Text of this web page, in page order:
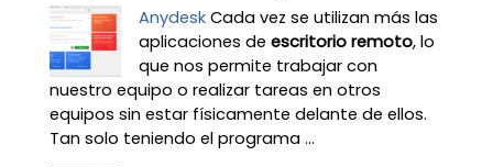
Anydesk Cada vez se utilizan más las
aplicaciones de escritorio remoto, lo
que nos permite trabajar con
nuestro equipo o realizar tareas en otros
equipos sin estar físicamente delante de ellos.
Tan solo teniendo el programa ...